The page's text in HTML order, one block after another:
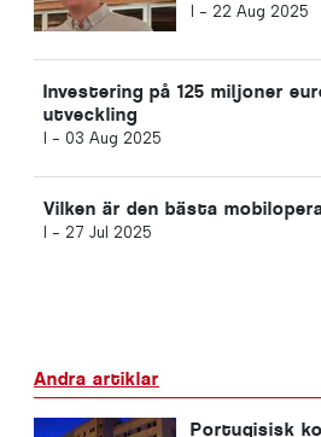
I - 22 Aug 2025
Investering på 125 miljoner
utveckling
I - 03 Aug 2025
Vilken är den bästa
I - 27 Jul 2025
Andra artiklar
Portugisisk